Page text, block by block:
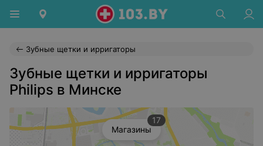
Зубные щетки и ирригаторы
Зубные щетки и ирригаторы
Philips в Минске
Магазины
17